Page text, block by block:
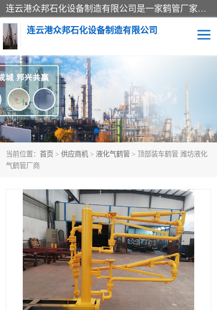
连云港众邦石化设备制造有限公司是一家鹤管厂家主营：鹤管、装车鹤管等，是致力于石油、石化等流体装卸设备(主要产品如鹤管、输油臂、脱缆钩等)的咨询、设计、制造、检测、安装指导、系统调试、维修维护等业务的公司。
连云港众邦石化设备制造有限公司
当前位置： 首页 > 供应商机 > 液化气鹤管 > 顶部装车鹤管 潍坊液化
气鹤管厂商
鹤管 顶部装卸鹤管
底部装卸鹤管 LNG低温鹤管
液氨鹤管 液化气鹤管
鹤管配件 活动梯栈台
撬装系统设备 装车鹤管